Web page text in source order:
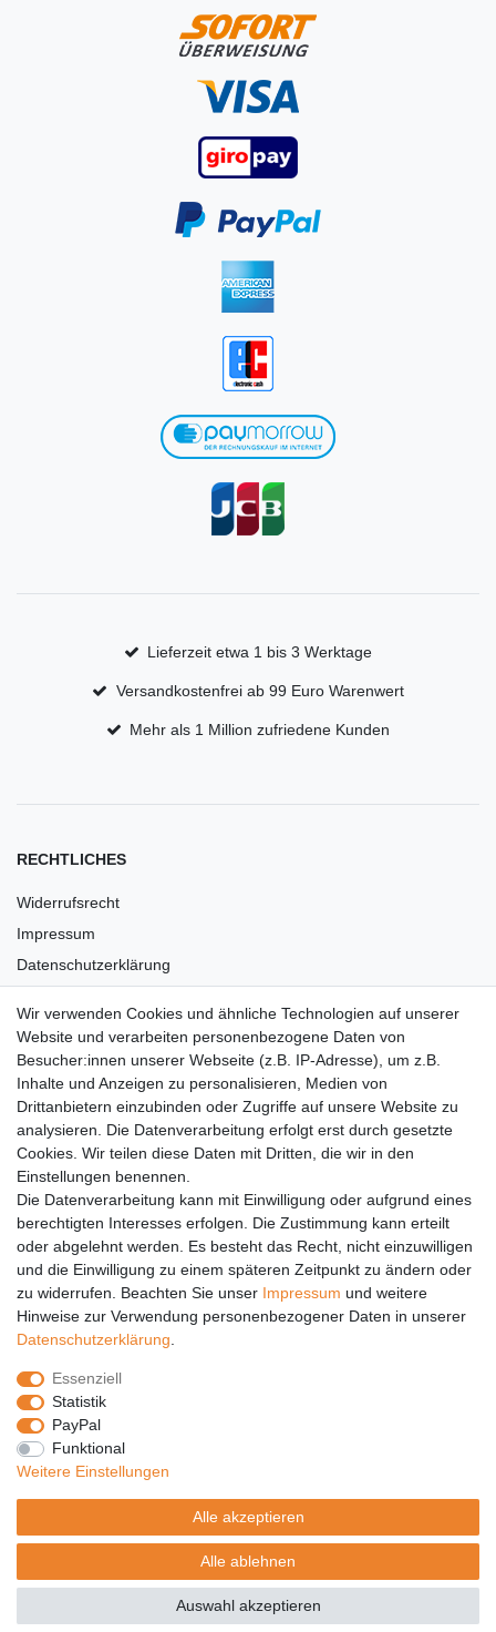
Lieferzeit etwa 1 bis 3 Werktage
Versandkostenfrei ab 99 Euro Warenwert
Mehr als 1 Million zufriedene Kunden
RECHTLICHES
Widerrufsrecht
Impressum
Datenschutzerklärung
Versandkosten
Barrierefreiheit
Anleitungen
Vertrag widerrufen
PARTNER
DHL
GLS
PaketPLUS
SPONSORING
Malchower SV 90
Malchower Wölfe
ZERTIFIKATE
Händlerbund
Trusted Shops
Wir verwenden Cookies und ähnliche Technologien auf unserer
Website und verarbeiten personenbezogene Daten von
Besucher:innen unserer Webseite (z.B. IP-Adresse), um z.B.
Inhalte und Anzeigen zu personalisieren, Medien von
Drittanbietern einzubinden oder Zugriffe auf unsere Website zu
analysieren. Die Datenverarbeitung erfolgt erst durch gesetzte
Cookies. Wir teilen diese Daten mit Dritten, die wir in den
Einstellungen benennen.
Die Datenverarbeitung kann mit Einwilligung oder aufgrund eines
berechtigten Interesses erfolgen. Die Zustimmung kann erteilt
oder abgelehnt werden. Es besteht das Recht, nicht einzuwilligen
und die Einwilligung zu einem späteren Zeitpunkt zu ändern oder
zu widerrufen. Beachten Sie unser Impressum und weitere
Hinweise zur Verwendung personenbezogener Daten in unserer
Daten­schutz­erklärung
Essenziell
Statistik
PayPal
Funktional
Weitere Einstellungen
Alle akzeptieren
Alle ablehnen
Auswahl akzeptieren